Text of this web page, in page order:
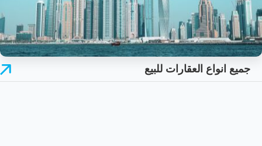
جميع انواع العقارات للبيع